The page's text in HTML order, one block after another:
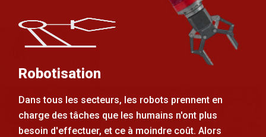
Robotisation
Dans tous les secteurs, les robots prennent en
charge des tâches que les humains n'ont plus
besoin d'effectuer, et ce à moindre coût. Alors